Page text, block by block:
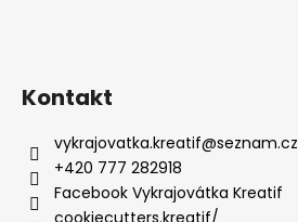
Kontakt
vykrajovatka.kreatif@seznam.cz
+420 777 282918
Facebook Vykrajovátka Kreatif
cookiecutters.kreatif/